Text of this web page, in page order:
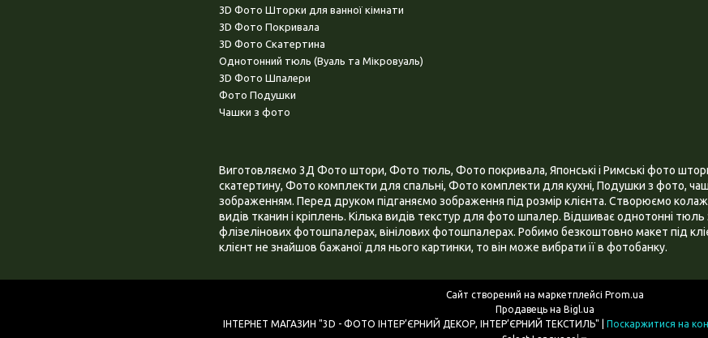
3D Фото Шторки для ванної кімнати
3D Фото Покривала
3D Фото Скатертина
Однотонний тюль (Вуаль та Мікровуаль)
3D Фото Шпалери
Фото Подушки
Чашки з фото
Виготовляємо 3Д Фото штори, Фото тюль, Фото покривала, Японські і Римські фото
скатертину, Фото комплекти для спальні, Фото комплекти для кухні, Подушки з фото,
зображенням. Перед друком підганяємо зображення під розмір клієнта. Створюємо
видів тканин і кріплень. Кілька видів текстур для фото шпалер. Відшиває однотонні тюль
флізелінових фотошпалерах, вінілових фотошпалерах. Робимо безкоштовно макет під
клієнт не знайшов бажаної для нього картинки, то він може вибрати її в фотобанку.
Сайт створений на маркетплейсі Prom.ua
Продавець на Bigl.ua
Поскаржитися на